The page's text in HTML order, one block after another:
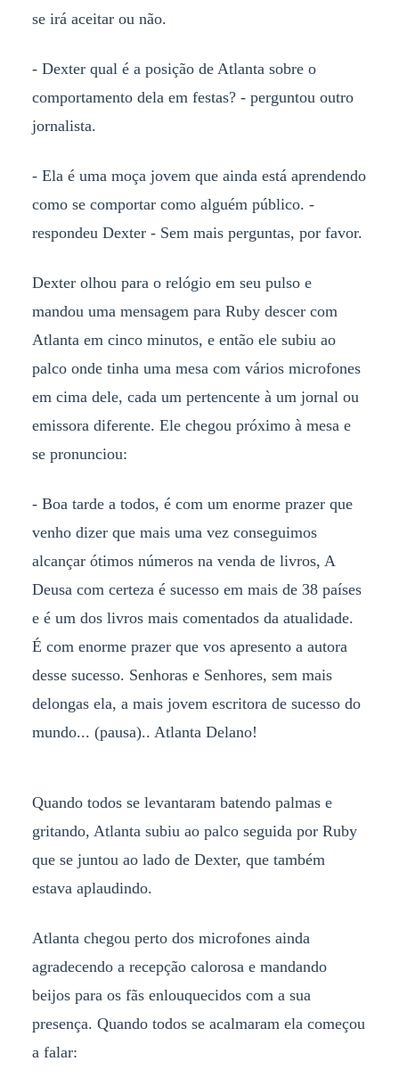
se irá aceitar ou não.
- Dexter qual é a posição de Atlanta sobre o
comportamento dela em festas? - perguntou outro
jornalista.
- Ela é uma moça jovem que ainda está aprendendo
como se comportar como alguém público. -
respondeu Dexter - Sem mais perguntas, por favor.
Dexter olhou para o relógio em seu pulso e
mandou uma mensagem para Ruby descer com
Atlanta em cinco minutos, e então ele subiu ao
palco onde tinha uma mesa com vários microfones
em cima dele, cada um pertencente à um jornal ou
emissora diferente. Ele chegou próximo à mesa e
se pronunciou:
- Boa tarde a todos, é com um enorme prazer que
venho dizer que mais uma vez conseguimos
alcançar ótimos números na venda de livros, A
Deusa com certeza é sucesso em mais de 38 países
e é um dos livros mais comentados da atualidade.
É com enorme prazer que vos apresento a autora
desse sucesso. Senhoras e Senhores, sem mais
delongas ela, a mais jovem escritora de sucesso do
mundo... (pausa).. Atlanta Delano!
Quando todos se levantaram batendo palmas e
gritando, Atlanta subiu ao palco seguida por Ruby
que se juntou ao lado de Dexter, que também
estava aplaudindo.
Atlanta chegou perto dos microfones ainda
agradecendo a recepção calorosa e mandando
beijos para os fãs enlouquecidos com a sua
presença. Quando todos se acalmaram ela começou
a falar: